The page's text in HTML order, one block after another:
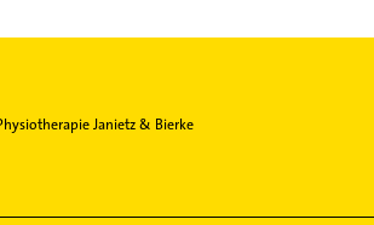
Janietz & Bierke